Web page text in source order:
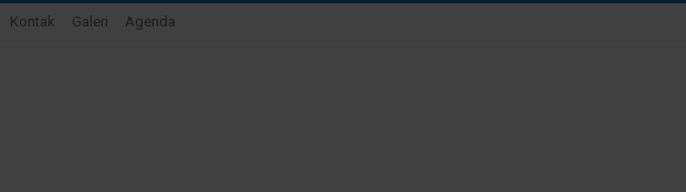
Kontak Galeri Agenda